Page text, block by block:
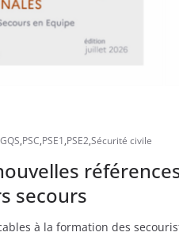
GQS,PSC,PSE1,PSE2,Sécurité civile
secours
à la formation des